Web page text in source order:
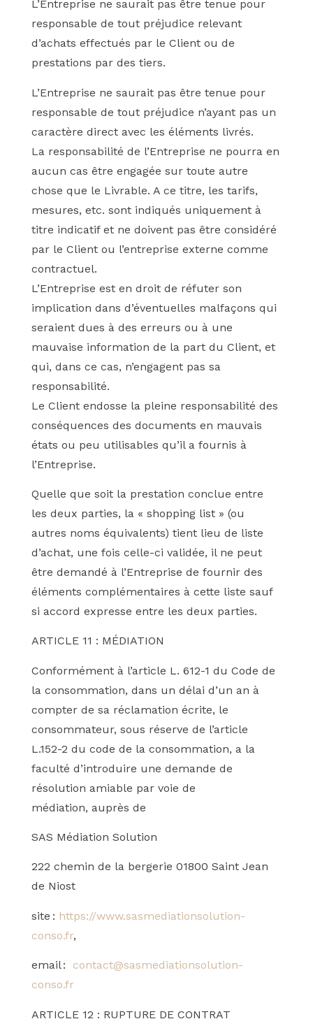
L’Entreprise ne saurait pas être tenue pour
responsable de tout préjudice relevant
d’achats effectués par le Client ou de
prestations par des tiers.
L’Entreprise ne saurait pas être tenue pour
responsable de tout préjudice n’ayant pas un
caractère direct avec les éléments livrés.
La responsabilité de l’Entreprise ne pourra en
aucun cas être engagée sur toute autre
chose que le Livrable. A ce titre, les tarifs,
mesures, etc. sont indiqués uniquement à
titre indicatif et ne doivent pas être considéré
par le Client ou l’entreprise externe comme
contractuel.
L’Entreprise est en droit de réfuter son
implication dans d’éventuelles malfaçons qui
seraient dues à des erreurs ou à une
mauvaise information de la part du Client, et
qui, dans ce cas, n’engagent pas sa
responsabilité.
Le Client endosse la pleine responsabilité des
conséquences des documents en mauvais
états ou peu utilisables qu’il a fournis à
l’Entreprise.
Quelle que soit la prestation conclue entre
les deux parties, la « shopping list » (ou
autres noms équivalents) tient lieu de liste
d’achat, une fois celle-ci validée, il ne peut
être demandé à l’Entreprise de fournir des
éléments complémentaires à cette liste sauf
si accord expresse entre les deux parties.
ARTICLE 11 : MÉDIATION
Conformément à l’article L. 612-1 du Code de
la consommation, dans un délai d’un an à
compter de sa réclamation écrite, le
consommateur, sous réserve de l’article
L.152-2 du code de la consommation, a la
faculté d’introduire une demande de
résolution amiable par voie de
médiation, auprès de
SAS Médiation Solution
222 chemin de la bergerie 01800 Saint Jean
de Niost
site : https://www.sasmediationsolution-
conso.fr,
email : contact@sasmediationsolution-
conso.fr
ARTICLE 12 : RUPTURE DE CONTRAT